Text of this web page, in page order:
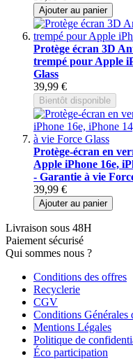
Ajouter au panier
Protège écran 3D
trempé pour Apple
Glass
39,99 €
Bientôt disponible
Protège-écran en
Apple iPhone 16e,
- Garantie à vie
39,99 €
Ajouter au panier
Livraison sous 48H
Paiement sécurisé
Qui sommes nous ?
Conditions des offres
Recyclerie
CGV
Conditions Générales
Mentions Légales
Politique de
Éco participation